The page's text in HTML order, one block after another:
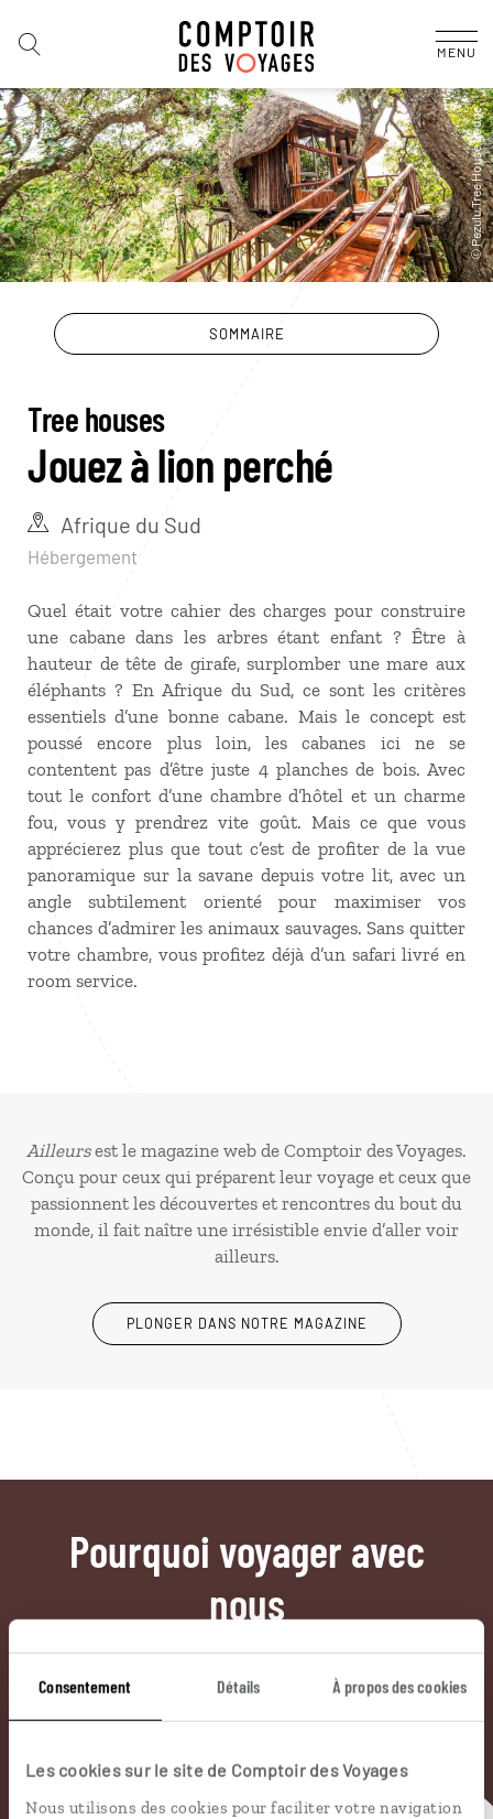
Consentement Détails À propos des cookies
Les cookies sur le site de Comptoir des Voyages
Nous utilisons des cookies pour faciliter votre navigation
MENU
SOMMAIRE
Tree houses
Jouez à lion perché
Afrique du Sud
Hébergement
Quel était votre cahier des charges pour construire
une cabane dans les arbres étant enfant ? Être à
hauteur de tête de girafe, surplomber une mare aux
éléphants ? En Afrique du Sud, ce sont les critères
essentiels d’une bonne cabane. Mais le concept est
poussé encore plus loin, les cabanes ici ne se
contentent pas d’être juste 4 planches de bois. Avec
tout le confort d’une chambre d’hôtel et un charme
fou, vous y prendrez vite goût. Mais ce que vous
apprécierez plus que tout c’est de profiter de la vue
panoramique sur la savane depuis votre lit, avec un
angle subtilement orienté pour maximiser vos
chances d’admirer les animaux sauvages. Sans quitter
votre chambre, vous profitez déjà d’un safari livré en
room service.
Ailleursest le magazine web de Comptoir des Voyages.
Conçu pour ceux qui préparent leur voyage et ceux que
passionnent les découvertes et rencontres du bout du
monde, il fait naître une irrésistible envie d’aller voir
ailleurs.
PLONGER DANS NOTRE MAGAZINE
Pourquoi voyager avec
nous
Soyons honnête, nous ne sommes pas les seuls
à proposer des voyages sur mesure,mais nous
avons quelques atouts qui font